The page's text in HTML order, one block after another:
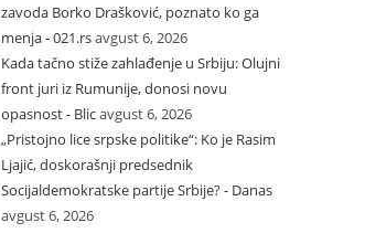
zavoda Borko Drašković, poznato ko ga
menja - 021.rsavgust 6, 2026
Kada tačno stiže zahlađenje u Srbiju: Olujni
front juri iz Rumunije, donosi novu
opasnost - Blicavgust 6, 2026
„Pristojno lice srpske politike“: Ko je Rasim
Ljajić, doskorašnji predsednik
Socijaldemokratske partije Srbije? - Danas
avgust 6, 2026